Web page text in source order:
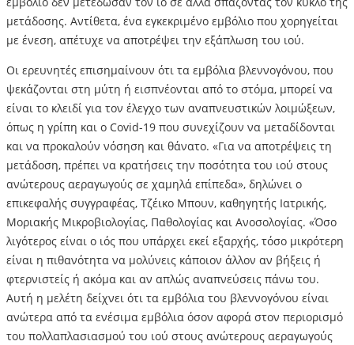
μετάδοσης. Αντίθετα, ένα εγκεκριμένο εμβόλιο που χορηγείται
με ένεση, απέτυχε να αποτρέψει την εξάπλωση του ιού.
Οι ερευνητές επισημαίνουν ότι τα εμβόλια βλεννογόνου, που
ψεκάζονται στη μύτη ή εισπνέονται από το στόμα, μπορεί να
είναι το κλειδί για τον έλεγχο των αναπνευστικών λοιμώξεων,
όπως η γρίπη και ο Covid-19 που συνεχίζουν να μεταδίδονται
και να προκαλούν νόσηση και θάνατο. «Για να αποτρέψεις τη
μετάδοση, πρέπει να κρατήσεις την ποσότητα του ιού στους
ανώτερους αεραγωγούς σε χαμηλά επίπεδα», δηλώνει ο
επικεφαλής συγγραφέας, Τζέικο Μπουν, καθηγητής Ιατρικής,
Μοριακής Μικροβιολογίας, Παθολογίας και Ανοσολογίας. «Όσο
λιγότερος είναι ο ιός που υπάρχει εκεί εξαρχής, τόσο μικρότερη
είναι η πιθανότητα να μολύνεις κάποιον άλλον αν βήξεις ή
φτερνιστείς ή ακόμα και αν απλώς αναπνεύσεις πάνω του.
Αυτή η μελέτη δείχνει ότι τα εμβόλια του βλεννογόνου είναι
ανώτερα από τα ενέσιμα εμβόλια όσον αφορά στον περιορισμό
του πολλαπλασιασμού του ιού στους ανώτερους αεραγωγούς